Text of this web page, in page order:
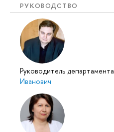
РУКОВОДСТВО
Руководитель департамента
Иванович